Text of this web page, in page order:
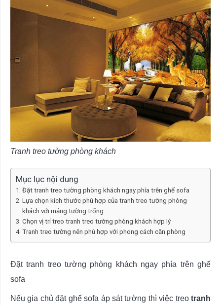
Tranh treo tường phòng khách
Mục lục nội dung
Đặt tranh treo tường phòng khách ngay phía trên ghế sofa
Lựa chọn kích thước phù hợp của tranh treo tường phòng
khách với mảng tường trống
Chọn vị trí treo tranh treo tường phòng khách hợp lý
Tranh treo tường nên phù hợp với phong cách căn phòng
Đặt tranh treo tường phòng khách ngay phía trên ghế
sofa
Nếu gia chủ đặt ghế sofa áp sát tường thì việc treo tranh